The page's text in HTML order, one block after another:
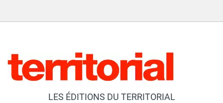
LES ÉDITIONS DU TERRITORIAL